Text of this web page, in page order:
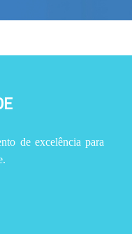
de excelência para